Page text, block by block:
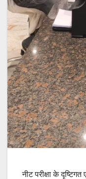
नीट परीक्षा के